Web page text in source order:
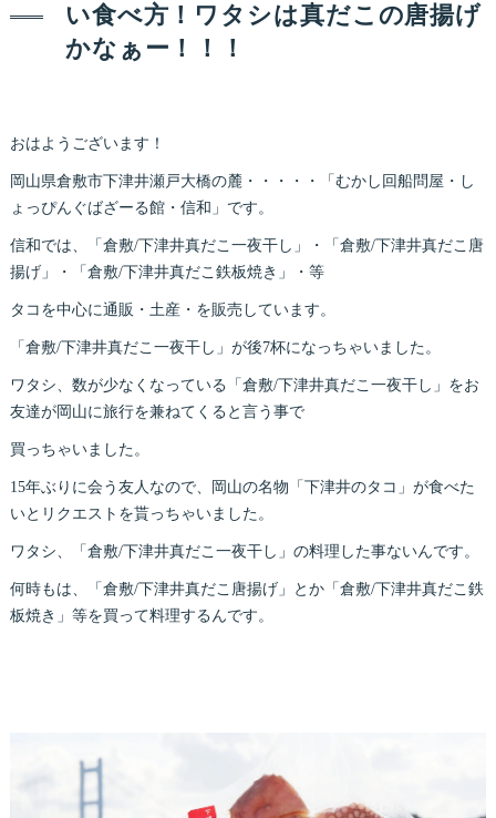
い食べ方！ワタシは真だこの唐揚げ
かなぁー！！！
おはようございます！
岡山県倉敷市下津井瀬戸大橋の麓・・・・・「むかし回船問屋・し
ょっぴんぐばざーる館・信和」です。
信和では、「倉敷/下津井真だこ一夜干し」・「倉敷/下津井真だこ唐
揚げ」・「倉敷/下津井真だこ鉄板焼き」・等
タコを中心に通販・土産・を販売しています。
「倉敷/下津井真だこ一夜干し」が後7杯になっちゃいました。
ワタシ、数が少なくなっている「倉敷/下津井真だこ一夜干し」をお
友達が岡山に旅行を兼ねてくると言う事で
買っちゃいました。
15年ぶりに会う友人なので、岡山の名物「下津井のタコ」が食べた
いとリクエストを貰っちゃいました。
ワタシ、「倉敷/下津井真だこ一夜干し」の料理した事ないんです。
何時もは、「倉敷/下津井真だこ唐揚げ」とか「倉敷/下津井真だこ鉄
板焼き」等を買って料理するんです。